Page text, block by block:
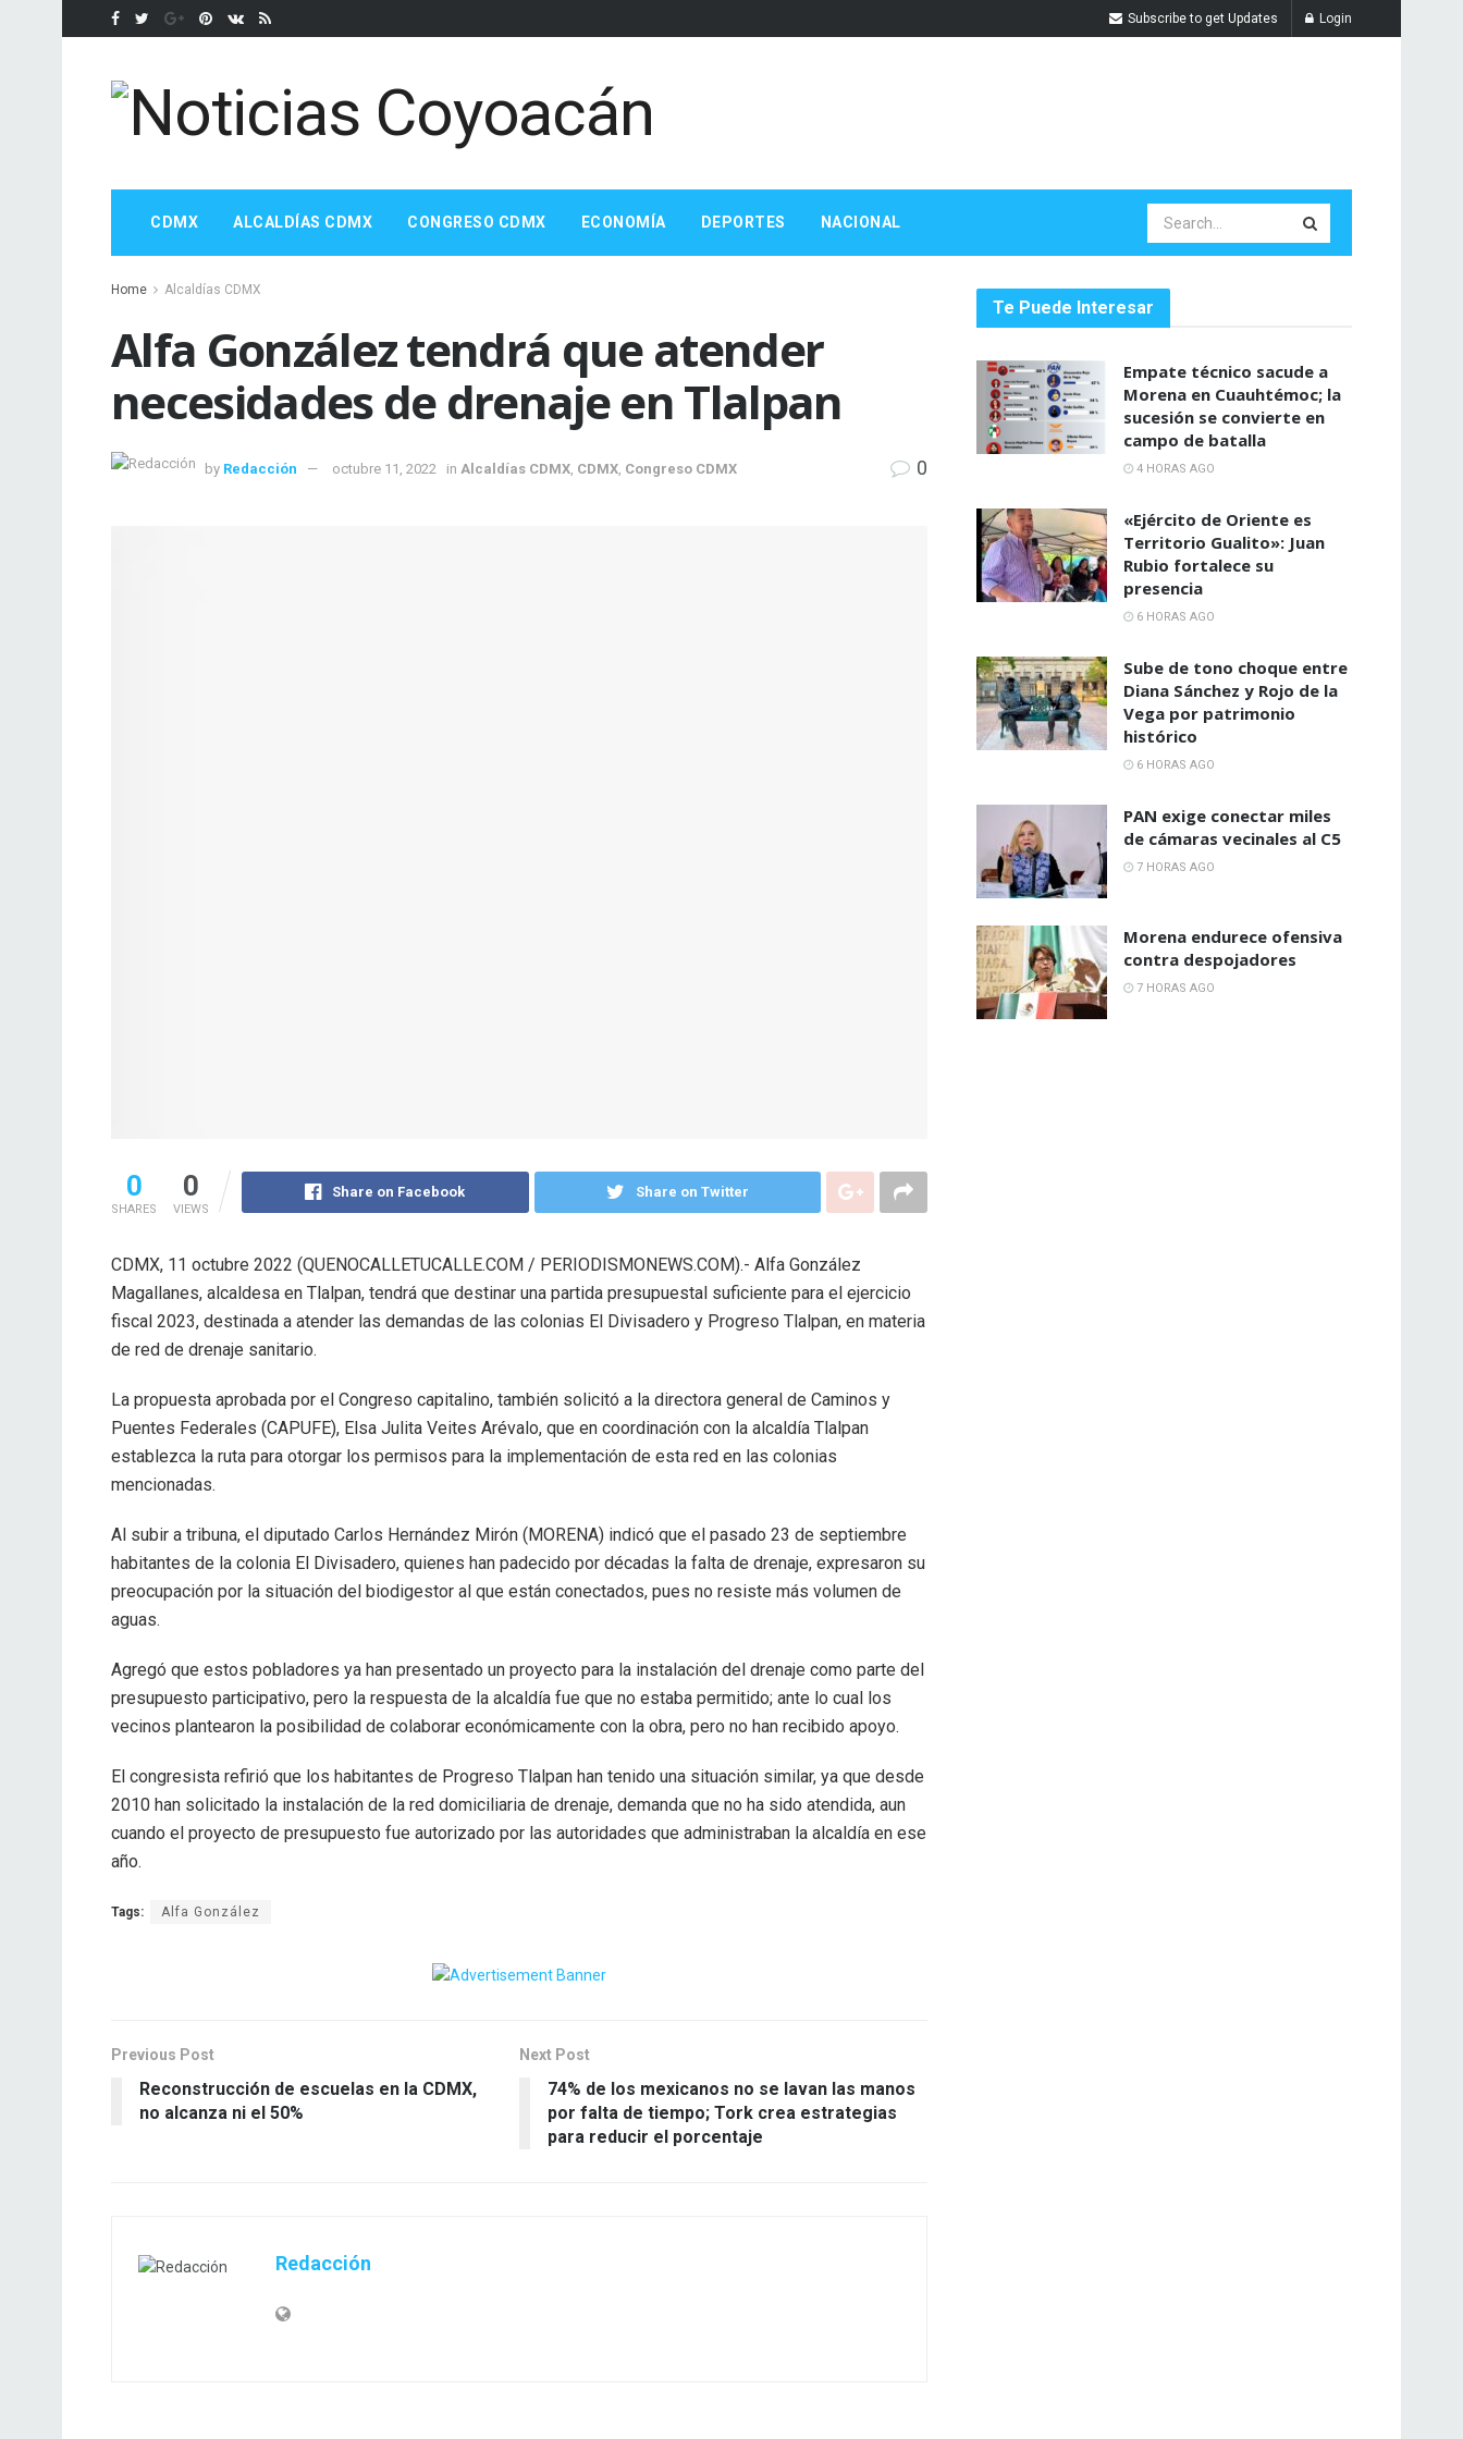
Subscribe to get Updates Login
CDMX ALCALDÍAS CDMX CONGRESO CDMX ECONOMÍA DEPORTES NACIONAL
Home Alcaldías CDMX
Alfa González tendrá que atender
necesidades de drenaje en Tlalpan
by Redacción octubre 11, 2022 in Alcaldías CDMX CDMX Congreso CDMX 0
0
SHARES
0
VIEWS
Share on Facebook Share on Twitter
CDMX, 11 octubre 2022 (QUENOCALLETUCALLE.COM / PERIODISMONEWS.COM).- Alfa González
Magallanes, alcaldesa en Tlalpan, tendrá que destinar una partida presupuestal suficiente para el ejercicio
fiscal 2023, destinada a atender las demandas de las colonias El Divisadero y Progreso Tlalpan, en materia
de red de drenaje sanitario.
La propuesta aprobada por el Congreso capitalino, también solicitó a la directora general de Caminos y
Puentes Federales (CAPUFE), Elsa Julita Veites Arévalo, que en coordinación con la alcaldía Tlalpan
establezca la ruta para otorgar los permisos para la implementación de esta red en las colonias
mencionadas.
Al subir a tribuna, el diputado Carlos Hernández Mirón (MORENA) indicó que el pasado 23 de septiembre
habitantes de la colonia El Divisadero, quienes han padecido por décadas la falta de drenaje, expresaron su
preocupación por la situación del biodigestor al que están conectados, pues no resiste más volumen de
aguas.
Agregó que estos pobladores ya han presentado un proyecto para la instalación del drenaje como parte del
presupuesto participativo, pero la respuesta de la alcaldía fue que no estaba permitido; ante lo cual los
vecinos plantearon la posibilidad de colaborar económicamente con la obra, pero no han recibido apoyo.
El congresista refirió que los habitantes de Progreso Tlalpan han tenido una situación similar, ya que desde
2010 han solicitado la instalación de la red domiciliaria de drenaje, demanda que no ha sido atendida, aun
cuando el proyecto de presupuesto fue autorizado por las autoridades que administraban la alcaldía en ese
año.
Tags: Alfa González
Previous Post
Reconstrucción de escuelas en la CDMX,
no alcanza ni el 50%
Next Post
74% de los mexicanos no se lavan las manos
por falta de tiempo; Tork crea estrategias
para reducir el porcentaje
Redacción
Te Puede Interesar
Empate técnico sacude a
Morena en Cuauhtémoc; la
sucesión se convierte en
campo de batalla
4 HORAS AGO
«Ejército de Oriente es
Territorio Gualito»: Juan
Rubio fortalece su
presencia
6 HORAS AGO
Sube de tono choque entre
Diana Sánchez y Rojo de la
Vega por patrimonio
histórico
6 HORAS AGO
PAN exige conectar miles
de cámaras vecinales al C5
7 HORAS AGO
Morena endurece ofensiva
contra despojadores
7 HORAS AGO